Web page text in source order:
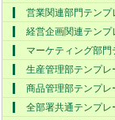
営業関連部門テンプ
経営企画関連テンプ
マーケティング部
生産管理部テンプレ
商品管理部テンプレ
全部署共通テンプレ